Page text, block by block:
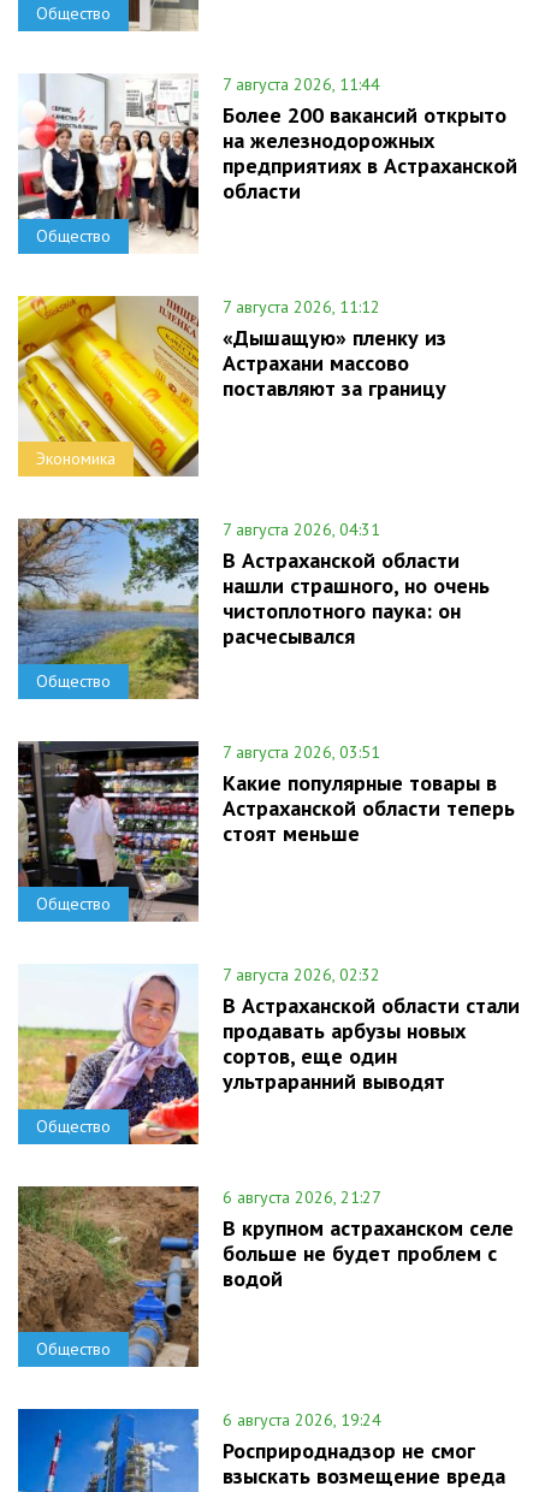
Общество
Общество
7 августа 2026, 11:44
Более 200 вакансий открыто
на железнодорожных
предприятиях в Астраханской
области
Экономика
7 августа 2026, 11:12
«Дышащую» пленку из
Астрахани массово
поставляют за границу
Общество
7 августа 2026, 04:31
В Астраханской области
нашли страшного, но очень
чистоплотного паука: он
расчесывался
Общество
7 августа 2026, 03:51
Какие популярные товары в
Астраханской области теперь
стоят меньше
Общество
7 августа 2026, 02:32
В Астраханской области стали
продавать арбузы новых
сортов, еще один
ультраранний выводят
Общество
6 августа 2026, 21:27
В крупном астраханском селе
больше не будет проблем с
водой
6 августа 2026, 19:24
Росприроднадзор не смог
взыскать возмещение вреда